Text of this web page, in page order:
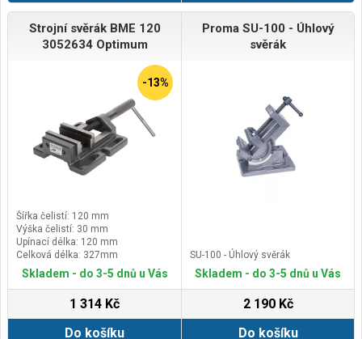
Strojní svěrák BME 120
3052634 Optimum
-13%
Šířka čelistí: 120 mm
Výška čelistí: 30 mm
Upínací délka: 120 mm
Celková délka: 327mm
Skladem - do 3-5 dnů u Vás
1 314 Kč
Do košíku
Proma SU-100 - Úhlový
svěrák
SU-100 - Úhlový svěrák
Skladem - do 3-5 dnů u Vás
2 190 Kč
Do košíku